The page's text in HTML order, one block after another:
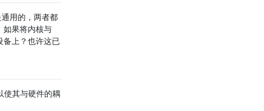
用的，两者都
如果将内核与
备上？也许这已
使其与硬件的耦